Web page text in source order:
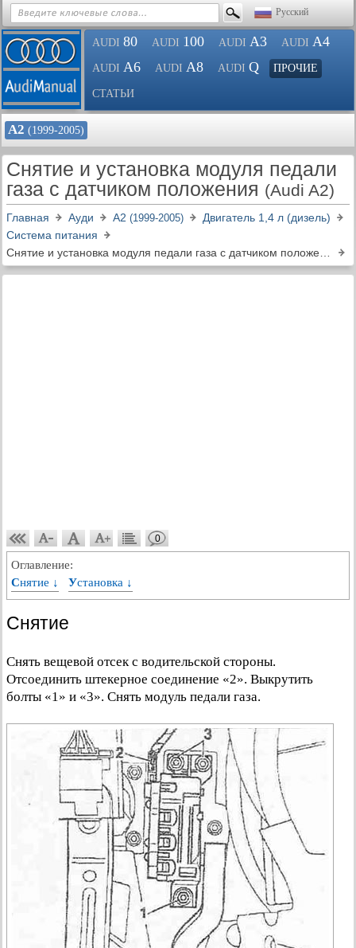
Русский
AUDI 80 AUDI 100 AUDI A3 AUDI A4
AUDI A6 AUDI A8 AUDI Q ПРОЧИЕ
СТАТЬИ
А2 (1999-2005)
Снятие и установка модуля педали
газа с датчиком положения (Audi A2)
Главная Ауди А2 (1999-2005)
Двигатель 1,4 л (дизель)
Система питания
0
Оглавление:
Снятие ↓
Установка ↓
Снятие
Снять вещевой отсек с водительской стороны.
Отсоединить штекерное соединение «2». Выкрутить
болты «1» и «3». Снять модуль педали газа.